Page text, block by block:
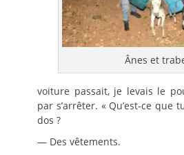
Ânes et
voiture passait, je levais le
par s’arrêter. « Qu’est-ce que
dos ?
— Des vêtements.